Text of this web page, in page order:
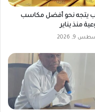
يتجه نحو أفضل مكاسب
منذ يناير
9, 2026